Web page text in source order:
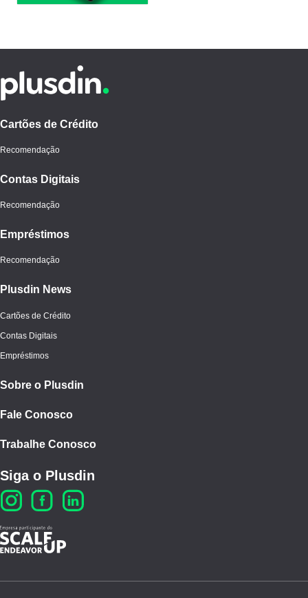
Cartões de Crédito
Recomendação
Contas Digitais
Recomendação
Empréstimos
Recomendação
Plusdin News
Cartões de Crédito
Contas Digitais
Empréstimos
Sobre o Plusdin
Fale Conosco
Trabalhe Conosco
Siga o Plusdin